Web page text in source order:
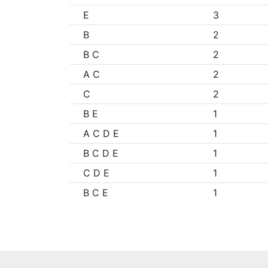
E
3
B
2
B C
2
A C
2
C
2
B E
1
A C D E
1
B C D E
1
C D E
1
B C E
1